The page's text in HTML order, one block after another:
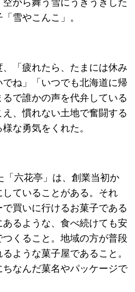
雪やこんこ」。
「疲れたら、たまには休み
ね」「いつでも北海道に帰
で誰かの声を代弁している
え、慣れない土地で奮闘する
な勇気をくれた。
六花亭」は、創業当初か
ていることがある。それ
買いに行けるお菓子である
るような、食べ続けても安
くること。地域の方が普段
ような菓子屋であること。
なんだ菓名やパッケージで